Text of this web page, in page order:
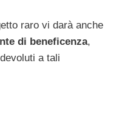
raro vi darà anche
di beneficenza,
a tali